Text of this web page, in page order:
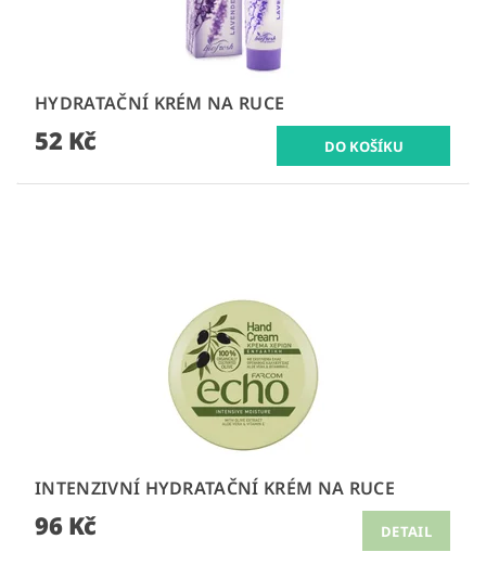
HYDRATAČNÍ KRÉM NA RUCE
52 Kč
INTENZIVNÍ HYDRATAČNÍ KRÉM NA RUCE
96 Kč DETAIL